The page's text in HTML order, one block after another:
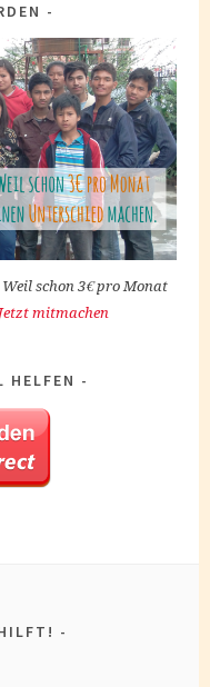
schon 3€ pro Monat
Jetzt mitmachen
HELFEN